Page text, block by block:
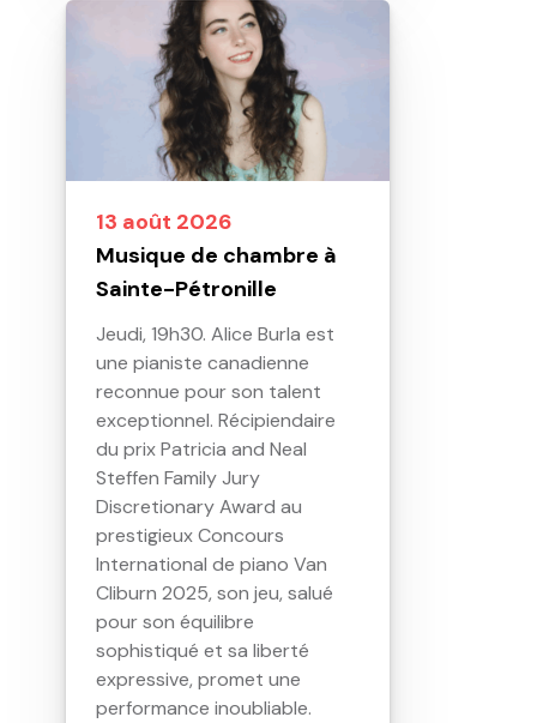
13 août 2026
Musique de chambre à
Sainte-Pétronille
Jeudi, 19h30. Alice Burla est
une pianiste canadienne
reconnue pour son talent
exceptionnel. Récipiendaire
du prix Patricia and Neal
Steffen Family Jury
Discretionary Award au
prestigieux Concours
International de piano Van
Cliburn 2025, son jeu, salué
pour son équilibre
sophistiqué et sa liberté
expressive, promet une
performance inoubliable.